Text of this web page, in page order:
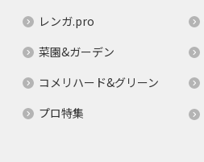
レンガ.pro
菜園&ガーデン
コメリハード&グリーン
プロ特集